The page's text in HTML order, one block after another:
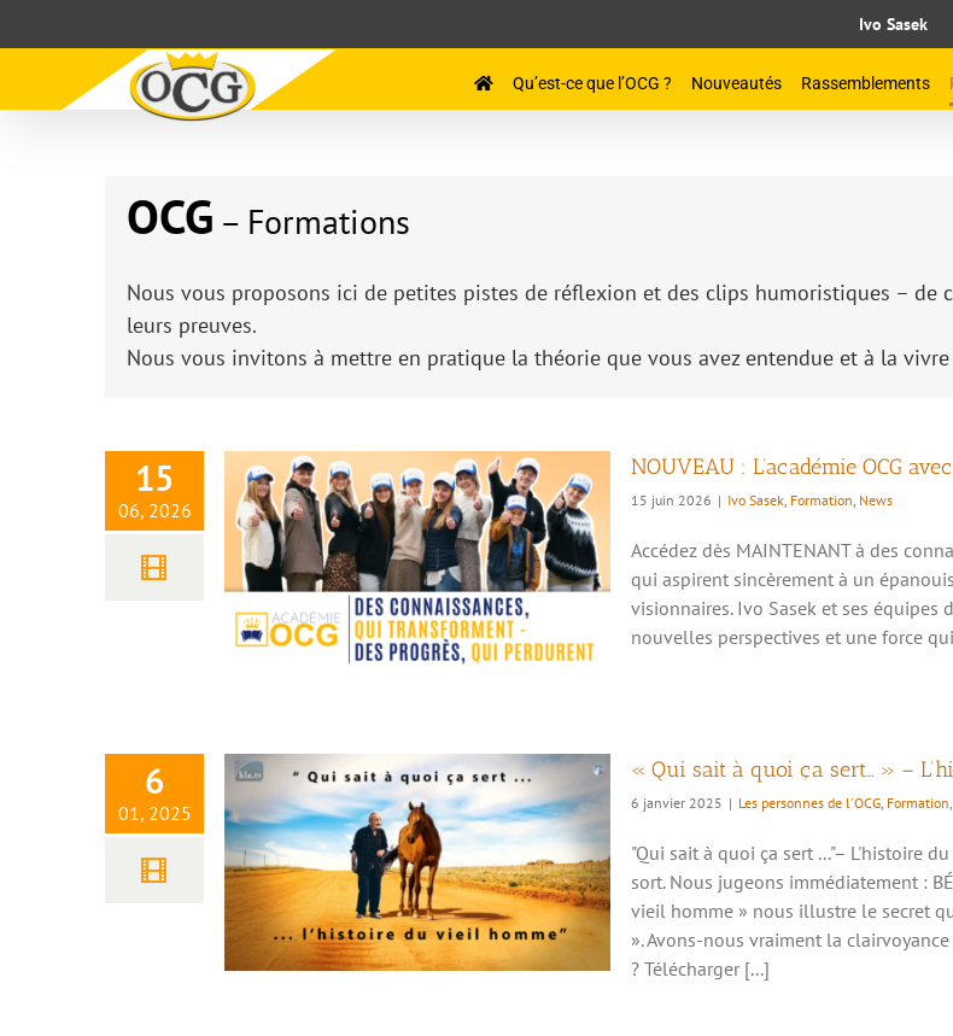
au
Ivo Sasek
Qu’est-ce que l’OCG ? Nouveautés Rassemblements
OCG – Formations
Nous vous proposons ici de petites pistes de réflexion et des clips humoristiques – de
leurs preuves.
Nous vous invitons à mettre en pratique la théorie que vous avez entendue et à la
15
06, 2026
Ivo Sasek
NOUVEAU : L’académie OCG
15 juin 2026 | Ivo Sasek, Formation, News
Accédez dès MAINTENANT à des
qui aspirent sincèrement à un
visionnaires. Ivo Sasek et ses équipes
nouvelles perspectives et une force
6
01, 2025
« Qui sait à quoi ça sert… » –
L’histoire du vieil homme
« Qui sait à quoi ça sert… » –
6 janvier 2025 | Les personnes de l'OCG, Formation
"Qui sait à quoi ça sert ..."– L'histoire
sort. Nous jugeons immédiatement :
vieil homme » nous illustre le secret
». Avons-nous vraiment la
? Télécharger [...]